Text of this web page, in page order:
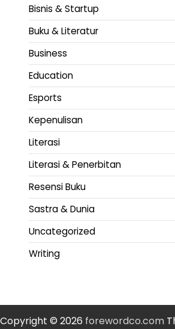
Bisnis & Startup
Buku & Literatur
Business
Education
Esports
Kepenulisan
Literasi
Literasi & Penerbitan
Resensi Buku
Sastra & Dunia
Uncategorized
Writing
Copyright © 2026 forewordco.com